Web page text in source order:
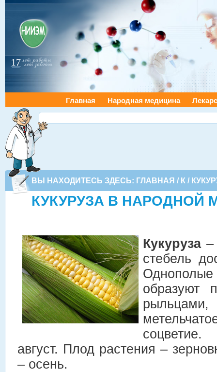
Главная Народная медицина
ВЫ НАХОДИТЕСЬ ЗДЕСЬ: ГЛАВНАЯ / К /
КУКУРУЗА В НАРОДНОЙ
Кукуруза –
стебель
образуют
август. Плод растения –
– осень.